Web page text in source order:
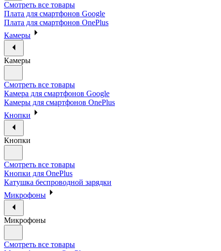
Смотреть все товары
Плата для смартфонов Google
Плата для смартфонов OnePlus
Камеры
Камеры
Смотреть все товары
Камера для смартфонов Google
Камеры для смартфонов OnePlus
Кнопки
Кнопки
Смотреть все товары
Кнопки для OnePlus
Катушка беспроводной зарядки
Микрофоны
Микрофоны
Смотреть все товары